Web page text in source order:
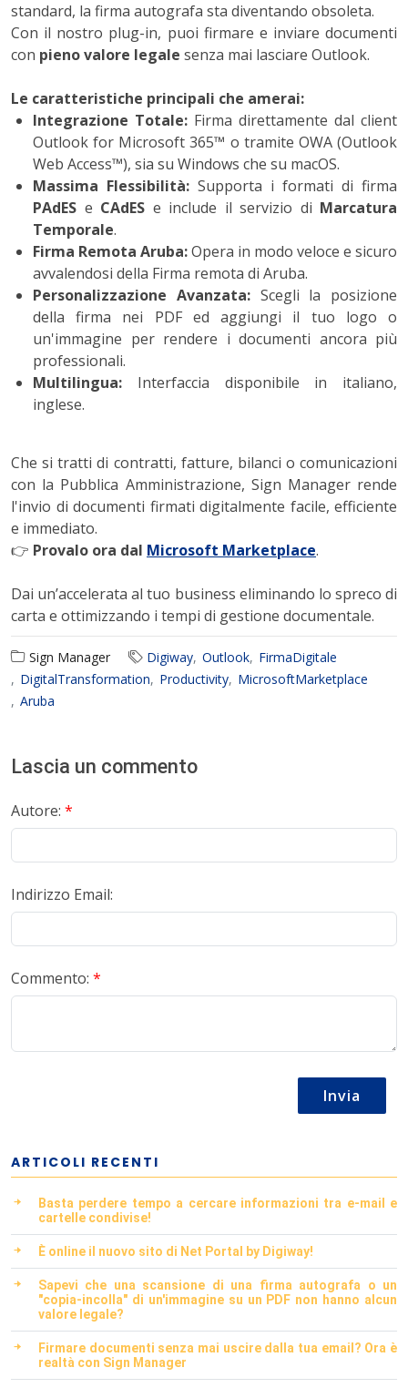
standard, la firma autografa sta diventando obsoleta.
Con il nostro plug-in, puoi firmare e inviare documenti
con pieno valore legale senza mai lasciare Outlook.
Le caratteristiche principali che amerai:
Integrazione Totale: Firma direttamente dal client
Outlook for Microsoft 365™ o tramite OWA (Outlook
Web Access™), sia su Windows che su macOS.
Massima Flessibilità: Supporta i formati di firma
PAdES e CAdES e include il servizio di Marcatura
Temporale.
Firma Remota Aruba:Opera in modo veloce e sicuro
avvalendosi della Firma remota di Aruba.
Personalizzazione Avanzata:Scegli la posizione
della firma nei PDF ed aggiungi il tuo logo o
un'immagine per rendere i documenti ancora più
professionali.
Multilingua: Interfaccia disponibile in italiano,
inglese.
Che si tratti di contratti, fatture, bilanci o comunicazioni
con la Pubblica Amministrazione, Sign Manager rende
l'invio di documenti firmati digitalmente facile, efficiente
e immediato.
👉 Provalo ora dal Microsoft Marketplace.
Dai un’accelerata al tuo business eliminando lo spreco di
carta e ottimizzando i tempi di gestione documentale.
Sign Manager Digiway Outlook FirmaDigitale
DigitalTransformation
Productivity MicrosoftMarketplace
Aruba
Lascia un commento
Autore: *
Indirizzo Email:
Commento: *
Invia
ARTICOLI RECENTI
Basta perdere tempo a cercare informazioni tra e-mail e
cartelle condivise!
È online il nuovo sito di Net Portal by Digiway!
Sapevi che una scansione di una firma autografa o un
"copia-incolla" di un'immagine su un PDF non hanno alcun
valore legale?
Firmare documenti senza mai uscire dalla tua email? Ora è
realtà con Sign Manager